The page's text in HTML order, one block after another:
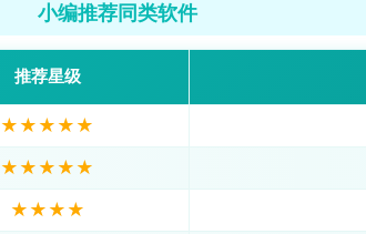
小编推荐同类软件
推荐星级
★★★★★
★★★★★
★★★★